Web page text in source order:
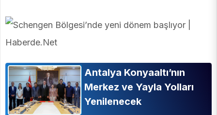
Antalya Konyaaltı’nın
Merkez ve Yayla Yolları
Yenilenecek